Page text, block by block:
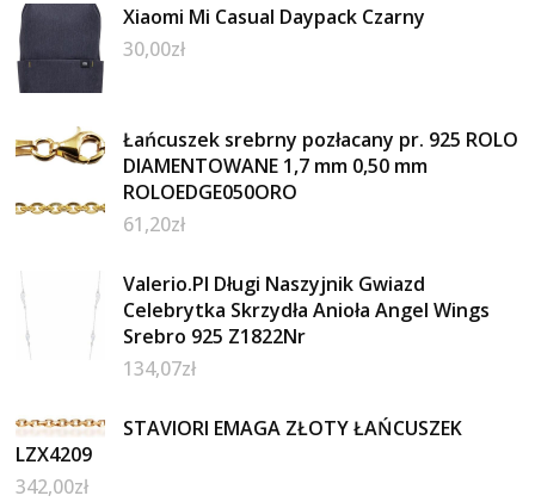
Xiaomi Mi Casual Daypack Czarny
30,00zł
Łańcuszek srebrny pozłacany pr. 925 ROLO
DIAMENTOWANE 1,7 mm 0,50 mm
ROLOEDGE050ORO
61,20zł
Valerio.Pl Długi Naszyjnik Gwiazd
Celebrytka Skrzydła Anioła Angel Wings
Srebro 925 Z1822Nr
134,07zł
STAVIORI EMAGA ZŁOTY ŁAŃCUSZEK
LZX4209
342,00zł